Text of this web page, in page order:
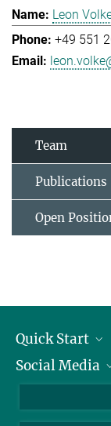
Leon
+49 551
Team
Publications
Open
Quick Start
Alumni
Social Media